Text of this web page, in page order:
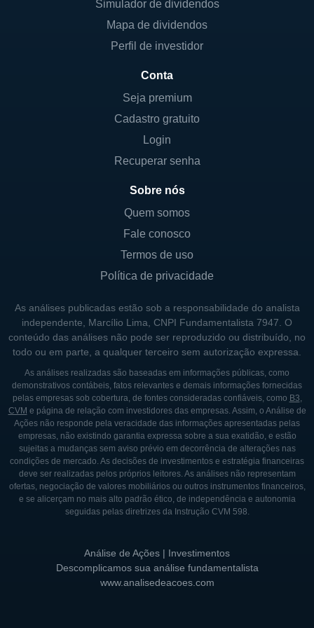
Além disso, a Fidelity Investments dispõe de
uma versão mobile para dispositivos móveis,
Assim, o investidor pode efetuar
investimentos de forma prática e rápida, de
acordo com a preferência individual de cada
Ainda, para questões de segurança, a
Fidelity Investments é fiscalizada pela
(Financial Industry Regulatory Authority).
DESVANTAGENS DA CORRETORA
FIDELITY INVESTMENTS
p>De acordo com interessados em investir
através da Fidelity Investments, alguns
serviços da corretora poderiam ser
melhorados. Eles apontam a barreira da
linguagem e falhas na infraestrutura
tecnológica como principais pontos de
dificuldade.
p>Adicionalmente, a Fidelity Investments
tem um processo de abertura de contas
burocrático que consiste em enviar
documentos, como cópia de passaporte e
p>Por fim, a Fidelity não abre contas para
quem reside fora dos Estados Unidos ou não
Simulador de dividendos
Mapa de dividendos
Perfil de investidor
Conta
Seja premium
Cadastro gratuito
Login
Recuperar senha
Sobre nós
Quem somos
Fale conosco
Termos de uso
Política de privacidade
As análises publicadas estão sob a responsabilidade do analista
independente, Marcílio Lima, CNPI Fundamentalista 7947. O
conteúdo das análises não pode ser reproduzido ou distribuído, no
todo ou em parte, a qualquer terceiro sem autorização expressa.
As análises realizadas são baseadas em informações públicas, como
demonstrativos contábeis, fatos relevantes e demais informações fornecidas
pelas empresas sob cobertura, de fontes consideradas confiáveis, como B3,
CVM e página de relação com investidores das empresas. Assim, o Análise de
Ações não responde pela veracidade das informações apresentadas pelas
empresas, não existindo garantia expressa sobre a sua exatidão, e estão
sujeitas a mudanças sem aviso prévio em decorrência de alterações nas
condições de mercado. As decisões de investimentos e estratégia financeiras
deve ser realizadas pelos próprios leitores. As análises não representam
ofertas, negociação de valores mobiliários ou outros instrumentos financeiros,
e se alicerçam no mais alto padrão ético, de independência e autonomia
seguidas pelas diretrizes da Instrução CVM 598.
Análise de Ações | Investimentos
Descomplicamos sua análise fundamentalista
www.analisedeacoes.com